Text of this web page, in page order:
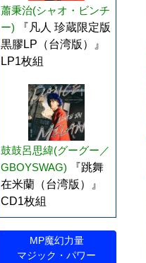
蕭秉治(シャオ・ビンチ
ー)
『凡人 珍蔵限定版
黒膠LP（台湾版）』
LP1枚組
鼓鼓呂思緯(グーグー／
GBOYSWAG)
『跳舞
在米蘭（台湾版）』
CD1枚組
MP魔幻力量
マジック・パワー